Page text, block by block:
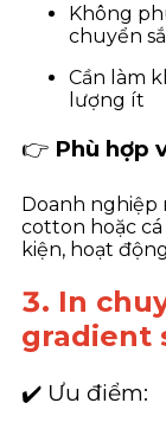
Không
chuyển
Cần làm
lượng ít
👉 Phù hợp
Doanh nghiệp
cotton hoặc cá
kiện, hoạt
3. In
gradient
✔️ Ưu điểm: